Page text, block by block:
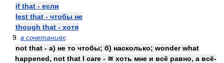
if that - если
lest that - чтобы не
though that - хотя
9. в сочетаниях:
not that - а) не то чтобы; б) насколько; wonder what
happened, not that I care - ≅ хоть мне и всё равно, а всё-